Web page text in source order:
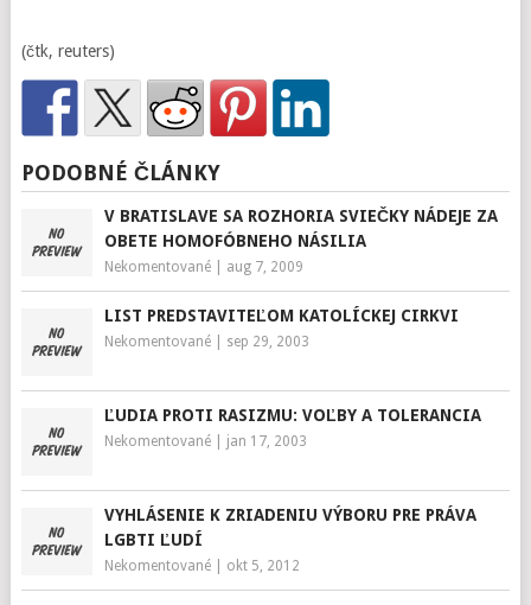
(čtk, reuters)
PODOBNÉ ČLÁNKY
V BRATISLAVE SA ROZHORIA SVIEČKY NÁDEJE ZA
OBETE HOMOFÓBNEHO NÁSILIA
Nekomentované| aug 7, 2009
LIST PREDSTAVITEĽOM KATOLÍCKEJ CIRKVI
Nekomentované| sep 29, 2003
ĽUDIA PROTI RASIZMU: VOĽBY A TOLERANCIA
Nekomentované| jan 17, 2003
VYHLÁSENIE K ZRIADENIU VÝBORU PRE PRÁVA
LGBTI ĽUDÍ
Nekomentované| okt 5, 2012